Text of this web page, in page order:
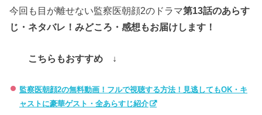
今回も目が離せない監察医朝顔2のドラマ第13話のあらす
じ・ネタバレ！みどころ・感想もお届けします！
こちらもおすすめ ↓
監察医朝顔2の無料動画！フルで視聴する方法！見逃してもOK・キ
ャストに豪華ゲスト・全あらすじ紹介